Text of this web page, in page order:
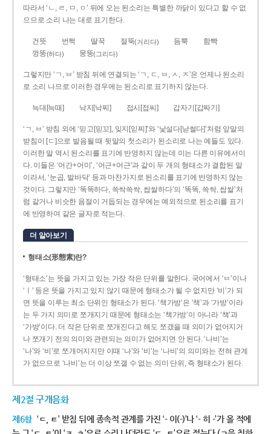
따라서 ‘ㄴ, ㄹ, ㅁ, ㅇ’ 뒤에 오는 된소리는 특별한 까닭이 있다고 할 수 없
으므로 소리 나는 대로 표기한다.
건뜻 번쩍 딸꾹 절뚝(거리다) 듬뿍
함빡
껑뚱(하다) 뭉뚱(그리다)
그렇지만 ‘ㄱ, ㅂ’ 받침 뒤에 연결되는 ‘ㄱ, ㄷ, ㅂ, ㅅ, ㅈ’은 언제나 된소리
로 소리 나므로 이러한 경우에는 된소리로 표기하지 않는다.
늑대[늑때] 낙지[낙찌] 접시[접씨] 갑자기[갑짜기]
‘ㄱ, ㅂ’ 받침 외에 ‘믿고[믿꼬], 잊지[읻찌]’와 ‘낯설다[낟썰다]’처럼 앞말의
받침이 [ㄷ]으로 발음될 때 뒷말의 첫소리가 된소리로 나는 예들도 있다.
이러한 말 역시 된소리를 표기에 반영하지 않는데 이는 다른 이유에서이
다. 이들은 ‘어간+어미’, ‘어근+어근’과 같이 두 개의 형태소가 결합된 말
이라서, ‘눈곱, 발바닥’ 등과 마찬가지로 된소리를 표기에 반영하지 않는
것이다. 그렇지만 ‘똑똑하다, 쓱싹쓱싹, 쌉쌀하다’의 ‘똑똑, 쓱싹, 쌉쌀’처
럼 같거나 비슷한 음절이 거듭되는 경우에는 예외적으로 된소리를 표기
에 반영하여 같은 글자로 적는다.
더 알아보기
형태소(形態素)란?
‘형태소’는 뜻을 가지고 있는 가장 작은 단위를 말한다. 국어에서 ‘ㅂ’이나
‘ㅣ’ 등은 뜻을 가지고 있지 않기 때문에 형태소가 될 수 없지만 ‘비’가 되
면 뜻을 이루는 최소 단위인 형태소가 된다. ‘책가방’은 ‘책’과 ‘가방’이라
는 두 가지 의미로 쪼개지기 때문에 형태소는 ‘책가방’이 아니라 ‘책’과
‘가방’이다. 더 작은 단위로 쪼개진다고 해도 쪼갰을 때 의미가 없어지거
나 쪼개기 전의 의미와 관련되는 의미가 없어지면 안 된다. ‘나비’는
‘나’와 ‘비’로 쪼개어지지만 이때 ‘나’와 ‘비’는 ‘나비’의 의미와는 전혀 관계
가 없으므로 ‘나비’는 더 이상 쪼갤 수 없는 의미 단위, 즉 형태소가 된다.
제2절 구개음화
제6항 ‘ㄷ, ㅌ’ 받침 뒤에 종속적 관계를 가진 ‘- 이(-)’나 ‘- 히 -’가 올 적에